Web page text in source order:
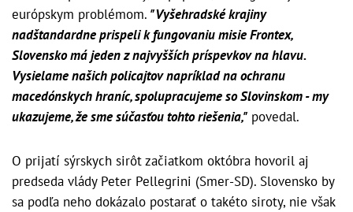
európskym problémom. "Vyšehradské krajiny
nadštandardne prispeli k fungovaniu misie Frontex,
Slovensko má jeden z najvyšších príspevkov na hlavu.
Vysielame našich policajtov napríklad na ochranu
macedónskych hraníc, spolupracujeme so Slovinskom - my
ukazujeme, že sme súčasťou tohto riešenia," povedal.
O prijatí sýrskych sirôt začiatkom októbra hovoril aj
predseda vlády Peter Pellegrini (Smer-SD). Slovensko by
sa podľa neho dokázalo postarať o takéto siroty, nie však